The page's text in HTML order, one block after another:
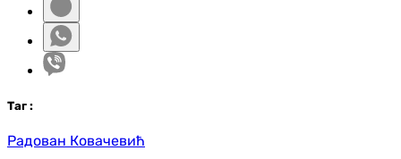
Таг :
Радован Ковачевић